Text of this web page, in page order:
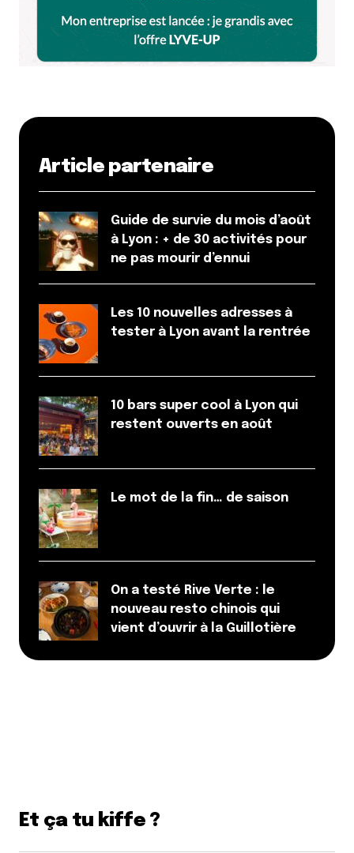
Article partenaire
Guide de survie du mois d’août
à Lyon : + de 30 activités pour
ne pas mourir d’ennui
Les 10 nouvelles adresses à
tester à Lyon avant la rentrée
10 bars super cool à Lyon qui
restent ouverts en août
Le mot de la fin… de saison
On a testé Rive Verte : le
nouveau resto chinois qui
vient d’ouvrir à la Guillotière
Et ça tu kiffe ?